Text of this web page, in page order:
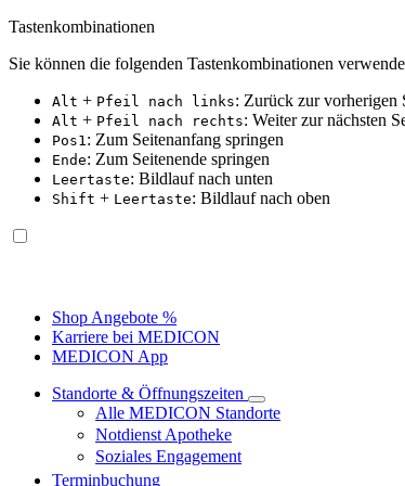
Tastenkombinationen
Sie können die folgenden Tastenkombinationen
Alt + Pfeil nach links: Zurück zur vorherigen
Alt + Pfeil nach rechts: Weiter zur nächsten
Pos1: Zum Seitenanfang springen
Ende: Zum Seitenende springen
Leertaste: Bildlauf nach unten
Shift + Leertaste: Bildlauf nach oben
Shop Angebote %
Karriere bei MEDICON
MEDICON App
Standorte & Öffnungszeiten
Alle MEDICON Standorte
Notdienst Apotheke
Soziales Engagement
Terminbuchung